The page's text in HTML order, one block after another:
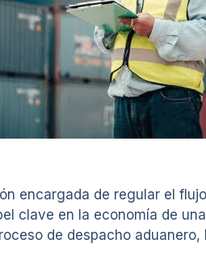
encargada de regular el
clave en la economía de
de despacho